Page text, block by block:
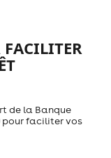
de la Banque
pour faciliter vos